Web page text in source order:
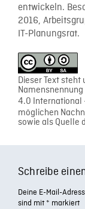
entwickeln.
2016,
IT-Planungsrat.
Dieser Text
4.0 International
möglichen
sowie als Quelle
Schreibe
Deine E-Mail-
sind mit * markiert